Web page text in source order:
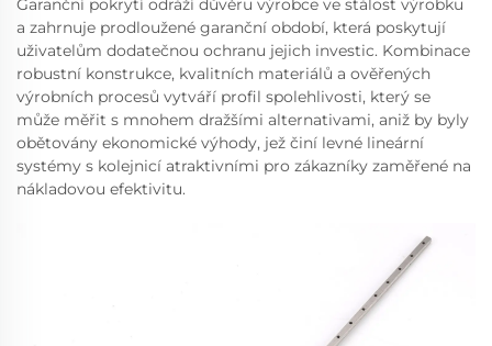
Garanční pokrytí odráží důvěru výrobce ve stálost výrobku
a zahrnuje prodloužené garanční období, která poskytují
uživatelům dodatečnou ochranu jejich investic. Kombinace
robustní konstrukce, kvalitních materiálů a ověřených
výrobních procesů vytváří profil spolehlivosti, který se
může měřit s mnohem dražšími alternativami, aniž by byly
obětovány ekonomické výhody, jež činí levné lineární
systémy s kolejnicí atraktivními pro zákazníky zaměřené na
nákladovou efektivitu.